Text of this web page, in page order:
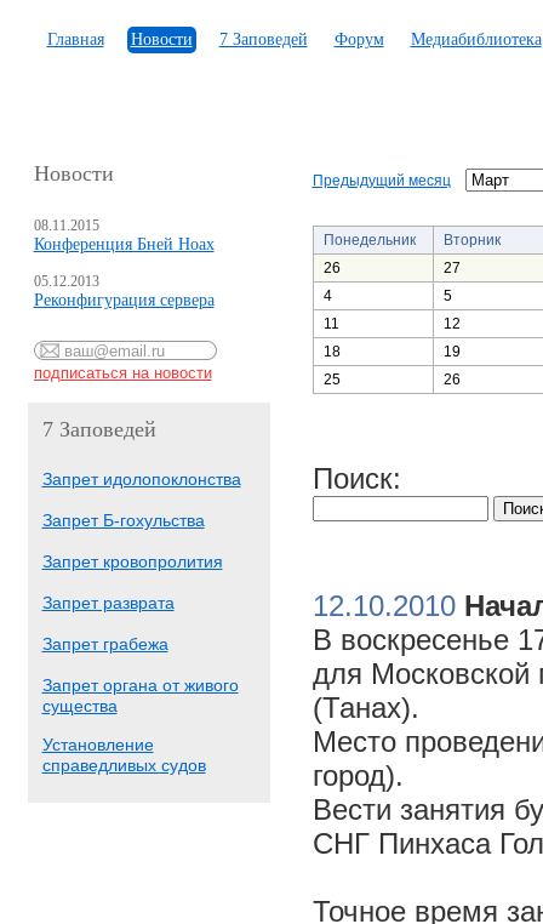
Главная Новости 7 Заповедей Форум Медиабиблиотека
Новости
08.11.2015
Конференция Бней Ноах
05.12.2013
Реконфигурация сервера
7 Заповедей
Запрет идолопоклонства
Запрет Б-гохульства
Запрет кровопролития
Запрет разврата
Запрет грабежа
Запрет органа от живого
существа
Установление
справедливых судов
Предыдущий месяц
Понедельник
Вторник
26
27
4
5
11
12
18
19
25
26
Поиск:
12.10.2010
В воскресенье
для Московской
(Танах).
Место
город).
Вести занятия
СНГ Пинхаса
Точное время